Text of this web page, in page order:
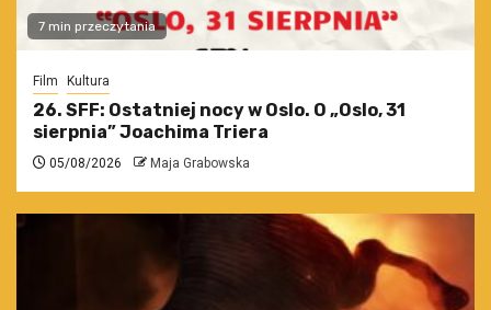
7 min przeczytania
Film Kultura
26. SFF: Ostatniej nocy w Oslo. O „Oslo, 31
sierpnia” Joachima Triera
05/08/2026 Maja Grabowska